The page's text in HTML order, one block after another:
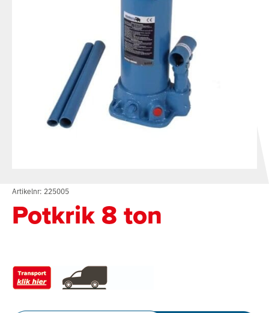
Artikelnr: 225005
Potkrik 8 ton